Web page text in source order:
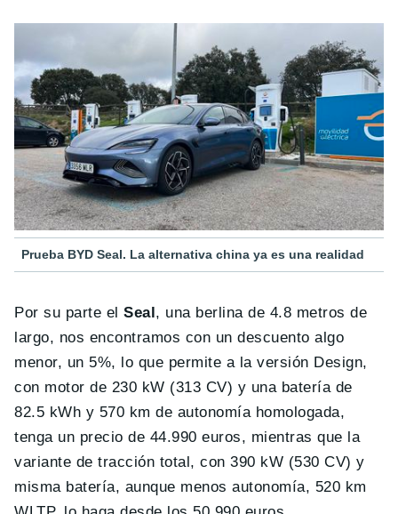
Prueba BYD Seal. La alternativa china ya es una realidad
Por su parte elSeal , una berlina de 4.8 metros de
largo, nos encontramos con un descuento algo
menor, un 5%, lo que permite a la versión Design,
con motor de 230 kW (313 CV) y una batería de
82.5 kWh y 570 km de autonomía homologada,
tenga un precio de 44.990 euros, mientras que la
variante de tracción total, con 390 kW (530 CV) y
misma batería, aunque menos autonomía, 520 km